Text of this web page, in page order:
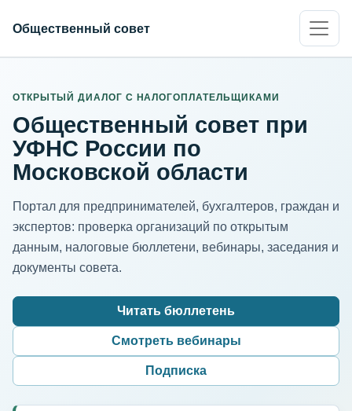
Общественный совет
ОТКРЫТЫЙ ДИАЛОГ С НАЛОГОПЛАТЕЛЬЩИКАМИ
Общественный совет при
УФНС России по
Московской области
Портал для предпринимателей, бухгалтеров, граждан и
экспертов: проверка организаций по открытым
данным, налоговые бюллетени, вебинары, заседания и
документы совета.
Читать бюллетень
Смотреть вебинары
Подписка
ИНН организации
Адрес для нормализации